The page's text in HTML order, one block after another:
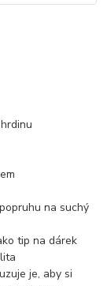
na suchý
tip na dárek
je, aby si